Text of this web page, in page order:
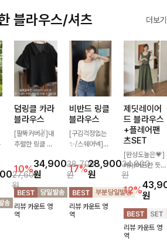
블라우스/셔츠 더보기
27,600
원
덤링클 카라
블라우스
[팔뚝커버✌]내
추럴한 링클 텍
있게 입어지는
블라우스🖤 브
이넥 카라 디자
인에 여유로운
소매핏 더해져
여리하면서도 시
10%34,900
원
38,700
원
리뷰 카운트 영
역
비반드 링클
블라우스
[구김걱정없는
✨/스퀘어넥]입
엠보 텍스처가
돋보이는 블라우
스- 여유로운 실
루엣과 물결 짜
임 소매 디테일
이 더해져 편안
17%28,900
원
34,800
원
리뷰 카운트 영
역
제딧레이어
드 블라우스
+플레어팬
츠SET
[완성도높은💗]
레이어드한 듯
자연스러운 나시
와 버튼 원피스
가 함께 구성된
세트 아이템입니
다. 코디 고민 없
이 한 벌만으로
도 내추럴하면서
12%원
리뷰 카운트 영
역